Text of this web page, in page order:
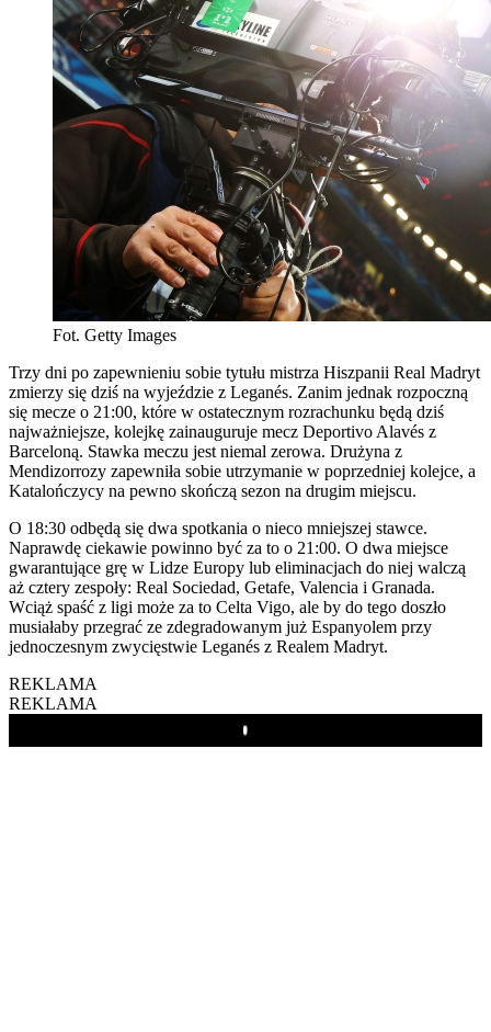
Fot. Getty Images
Trzy dni po zapewnieniu sobie tytułu mistrza Hiszpanii Real Madryt
zmierzy się dziś na wyjeździe z Leganés. Zanim jednak rozpoczną
się mecze o 21:00, które w ostatecznym rozrachunku będą dziś
najważniejsze, kolejkę zainauguruje mecz Deportivo Alavés z
Barceloną. Stawka meczu jest niemal zerowa. Drużyna z
Mendizorrozy zapewniła sobie utrzymanie w poprzedniej kolejce, a
Katalończycy na pewno skończą sezon na drugim miejscu.
O 18:30 odbędą się dwa spotkania o nieco mniejszej stawce.
Naprawdę ciekawie powinno być za to o 21:00. O dwa miejsce
gwarantujące grę w Lidze Europy lub eliminacjach do niej walczą
aż cztery zespoły: Real Sociedad, Getafe, Valencia i Granada.
Wciąż spaść z ligi może za to Celta Vigo, ale by do tego doszło
musiałaby przegrać ze zdegradowanym już Espanyolem przy
jednoczesnym zwycięstwie Leganés z Realem Madryt.
REKLAMA
REKLAMA
Play